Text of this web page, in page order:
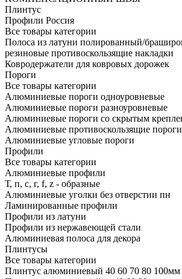
Плинтус
Профили Россия
Все товары категории
Полоса из латуни полированный/
резиновые противоскользящие накладки
Ковродержатели для ковровых дорожек
Пороги
Все товары категории
Алюминиевые пороги одноуровневые
Алюминиевые пороги разноуровневые
Алюминиевые пороги со скрытым
Алюминиевые противоскользящие пороги
Алюминиевые угловые пороги
Профили
Все товары категории
Алюминиевые профили
Т, п, с, г, f, z - образные
Алюминиевые уголки без отверстии пн
Ламинированные профили
Профили из латуни
Профили из нержавеющей стали
Алюминиевая полоса для декора
Плинтусы
Все товары категории
Плинтус алюминиевый 40 60 70 80 100мм